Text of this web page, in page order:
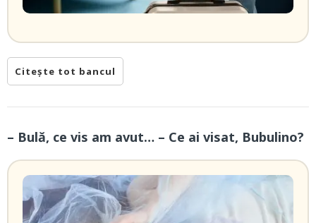
Citește tot bancul
– Bulă, ce vis am avut… – Ce ai visat, Bubulino?